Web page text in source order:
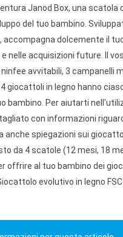
Janod Box, una
del tuo bambino.
dolcemente il
nelle acquisizioni future. Il
ninfee avvitabili, 3 campanelli
giocattoli in legno hanno
bambino. Per aiutarti
con informazioni
anche spiegazioni sui
da 4 scatole (12 mesi, 18
offrire al tuo bambino dei
evolutivo in legno